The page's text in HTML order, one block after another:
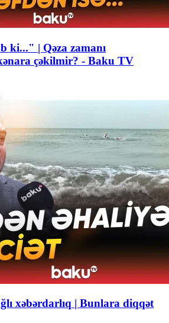
ki..." | Qəza zamanı
çəkilmir? - Baku TV
xəbərdarlıq | Bunlara diqqət